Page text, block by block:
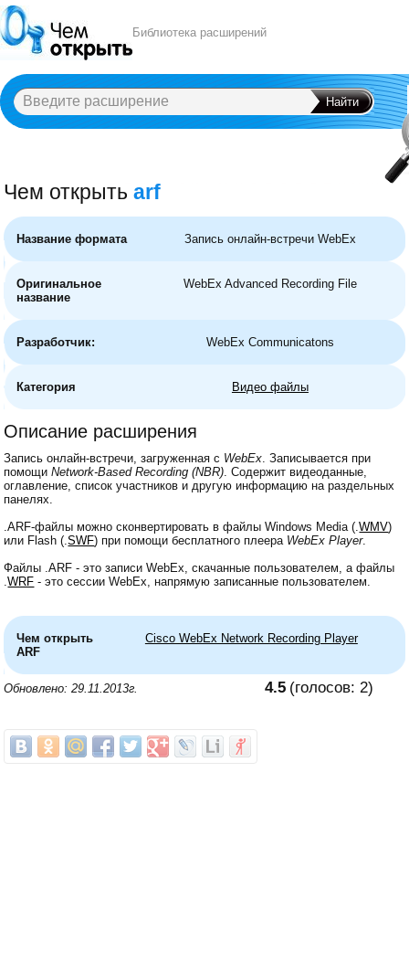
Библиотека расширений
A B C E G H X
Чем открытьarf
Название формата Запись онлайн-встречи WebEx
Оригинальное
название
WebEx Advanced Recording File
Разработчик: WebEx Communicatons
Категория Видео файлы
Описание расширения
Запись онлайн-встречи, загруженная с WebEx. Записывается при
помощиNetwork-Based Recording (NBR). Содержит видеоданные,
оглавление, список участников и другую информацию на раздельных
панелях.
.ARF-файлы можно сконвертировать в файлы Windows Media (.WMV)
или Flash (.SWF) при помощи бесплатного плеера WebEx Player.
Файлы .ARF - это записи WebEx, скачанные пользователем, а файлы
.WRF - это сессии WebEx, напрямую записанные пользователем.
Чем открыть
ARF
Cisco WebEx Network Recording Player
Обновлено: 29.11.2013г. 4.5 (голосов:2)